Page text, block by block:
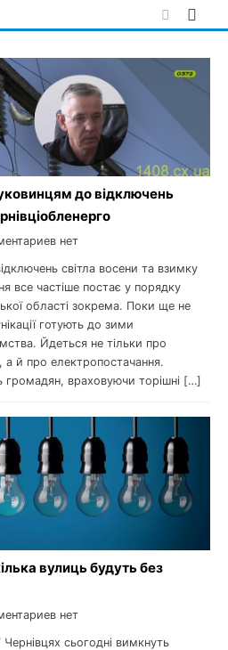
до відключень
нет
світла восени та взимку
все частіше постає у порядку
області зокрема. Поки ще не
готують до зими
Йдеться не тільки про
а й про електропостачання.
громадян, враховуючи торішні […]
вулиць будуть без
нет
сьогодні вимкнуть